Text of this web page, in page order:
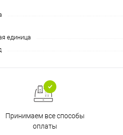
единица
Принимаем все способы
оплаты